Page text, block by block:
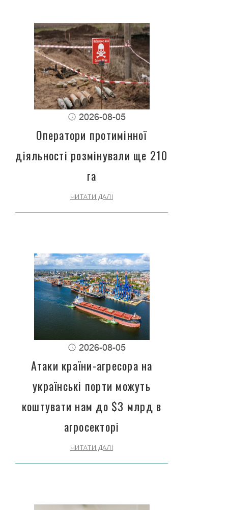
2026-08-05
Оператори протимінної
діяльності розмінували ще 210
га
ЧИТАТИ ДАЛІ
2026-08-05
Атаки країни-агресора на
українські порти можуть
коштувати нам до $3 млрд в
агросекторі
ЧИТАТИ ДАЛІ